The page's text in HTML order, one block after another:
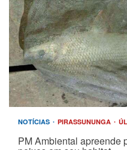
NOTÍCIAS PIRASSUNUNGA
PM Ambiental apreende